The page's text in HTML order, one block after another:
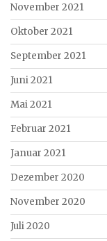
November 2021
Oktober 2021
September 2021
Juni 2021
Mai 2021
Februar 2021
Januar 2021
Dezember 2020
November 2020
Juli 2020